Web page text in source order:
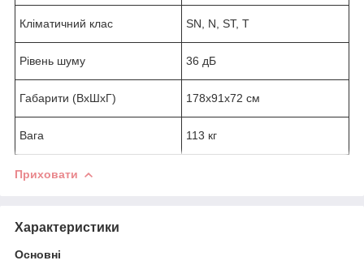
Кліматичний клас SN, N, ST, T
Рівень шуму 36 дБ
Габарити (ВхШхГ) 178x91x72 см
Вага 113 кг
Приховати
Характеристики
Основні